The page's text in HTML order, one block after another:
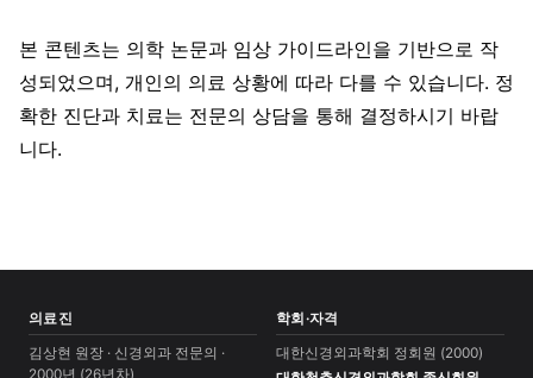
본 콘텐츠는 의학 논문과 임상 가이드라인을 기반으로 작
성되었으며, 개인의 의료 상황에 따라 다를 수 있습니다. 정
확한 진단과 치료는 전문의 상담을 통해 결정하시기 바랍
니다.
의료진
김상현 원장 · 신경외과 전문의 ·
2000년 (26년차)
학회·자격
대한신경외과학회 정회원 (2000)